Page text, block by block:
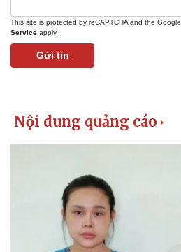
This site is protected by reCAPTCHA and the Google
Service apply.
Gửi tin